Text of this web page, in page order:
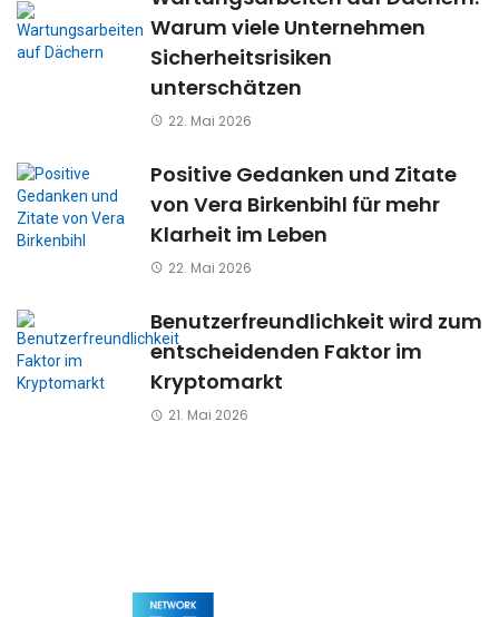
Warum viele Unternehmen
Sicherheitsrisiken
unterschätzen
22. Mai 2026
Positive Gedanken und Zitate
von Vera Birkenbihl für mehr
Klarheit im Leben
22. Mai 2026
Benutzerfreundlichkeit wird zum
entscheidenden Faktor im
Kryptomarkt
21. Mai 2026